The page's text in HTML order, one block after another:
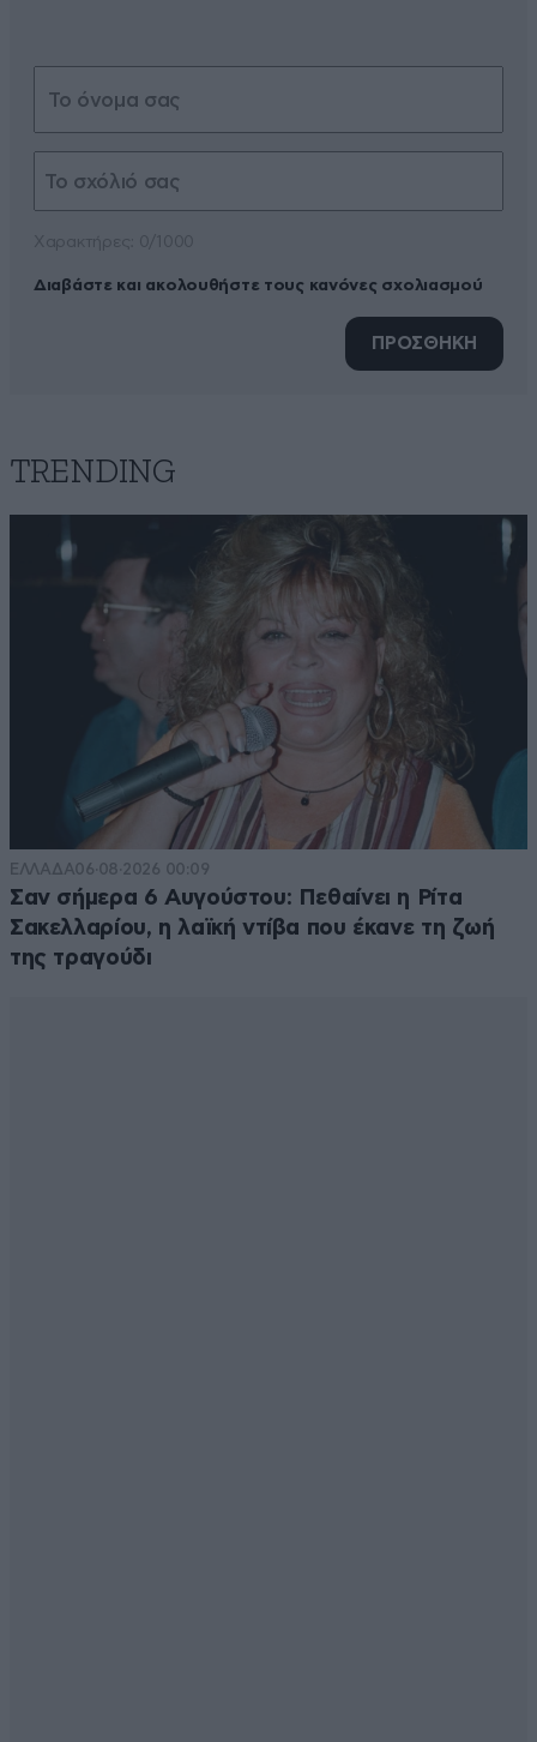
Διαβάστε και ακολουθήστε τους κανόνες σχολιασμού
ΠΡΟΣΘΗΚΗ
TRENDING
ΕΛΛΑΔΑ06·08·2026 00:09
Σαν σήμερα 6 Αυγούστου: Πεθαίνει η Ρίτα
Σακελλαρίου, η λαϊκή ντίβα που έκανε τη ζωή
της τραγούδι